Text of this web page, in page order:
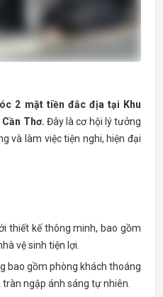
2 mặt tiền đắc địa tại Khu
Cần Thơ. Đây là cơ hội lý tưởng
và làm việc tiện nghi, hiện đại
thiết kế thông minh, bao gồm
vệ sinh tiện lợi.
bao gồm phòng khách thoáng
ngập ánh sáng tự nhiên.